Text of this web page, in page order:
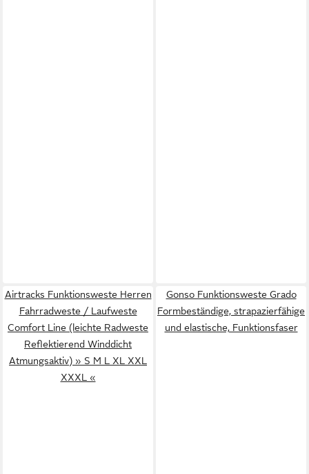
Airtracks Funktionsweste Herren
Fahrradweste / Laufweste
Comfort Line (leichte Radweste
Reflektierend Winddicht
Atmungsaktiv) » S M L XL XXL
XXXL «
Gonso Funktionsweste Grado
Formbeständige, strapazierfähige
und elastische, Funktionsfaser